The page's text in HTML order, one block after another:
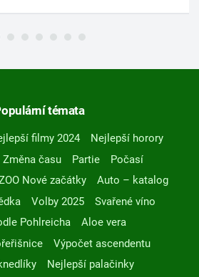
témata
filmy 2024
Nejlepší horory
Změna času Partie
Počasí
Nové začátky
Auto – katalog
Volby 2025
Svařené víno
Pohlreicha
Aloe vera
Výpočet ascendentu
Nejlepší palačinky